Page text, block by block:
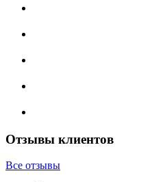
Отзывы клиентов
Все отзывы